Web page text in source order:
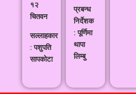
१२
चितवन
सल्लाहकार
: पशुपति
सापकोटा
प्रबन्ध
निर्देशक
: पूर्णिमा
थापा
लिम्बु